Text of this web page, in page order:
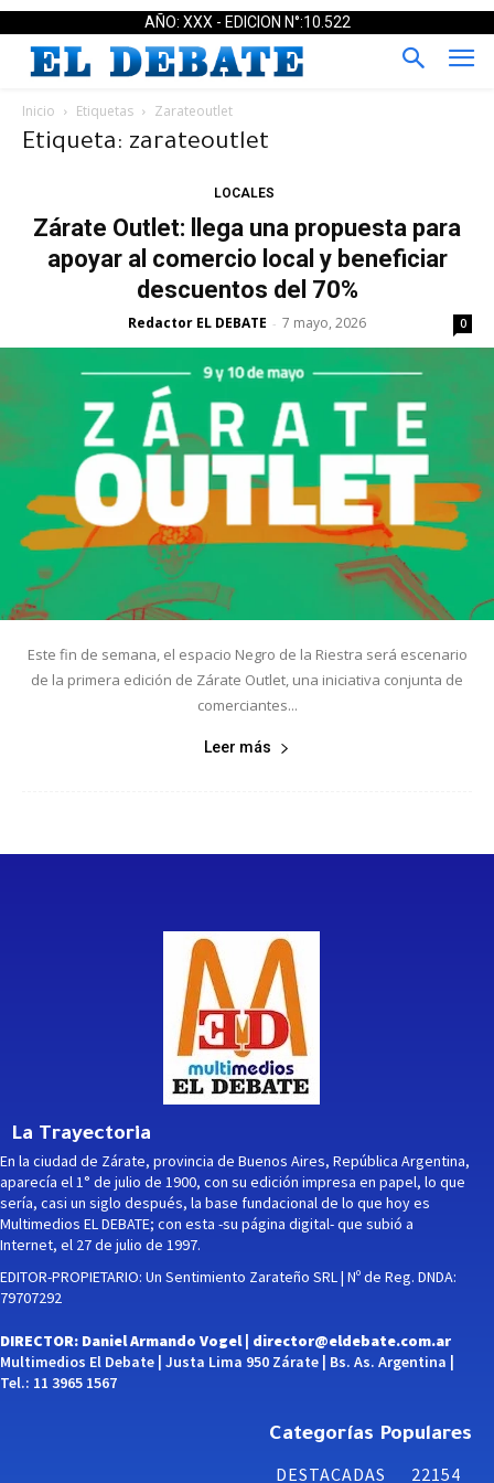
AÑO: XXX - EDICION N°:10.522
Inicio Etiquetas Zarateoutlet
Etiqueta: zarateoutlet
LOCALES
Zárate Outlet: llega una propuesta para
apoyar al comercio local y beneficiar
descuentos del 70%
Redactor EL DEBATE - 7 mayo, 2026 0
Este fin de semana, el espacio Negro de la Riestra será escenario
de la primera edición de Zárate Outlet, una iniciativa conjunta de
comerciantes...
Leer más
La Trayectoria
En la ciudad de Zárate, provincia de Buenos Aires, República Argentina,
aparecía el 1° de julio de 1900, con su edición impresa en papel, lo que
sería, casi un siglo después, la base fundacional de lo que hoy es
Multimedios EL DEBATE; con esta -su página digital- que subió a
Internet, el 27 de julio de 1997.
EDITOR-PROPIETARIO: Un Sentimiento Zarateño SRL | Nº de Reg. DNDA:
79707292
DIRECTOR: Daniel Armando Vogel | director@eldebate.com.ar
Multimedios El Debate | Justa Lima 950 Zárate | Bs. As. Argentina |
Tel.: 11 3965 1567
Categorías Populares
DESTACADAS
22154